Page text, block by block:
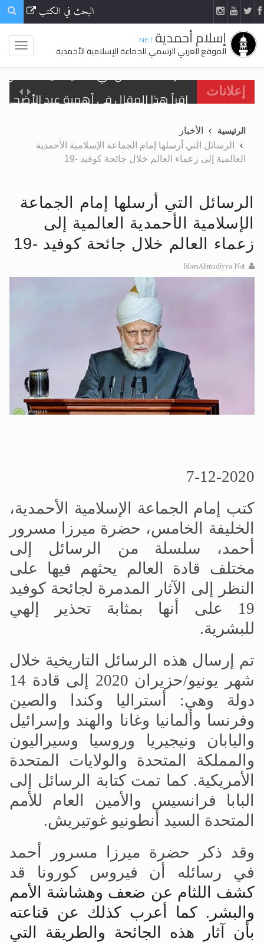
البحث في الكتب
إسلام أحمدية.NET
الموقع العربي الرسمي للجماعة الإسلامية الأحمدية
إعلانات
اقرأ هذا المقال في أهمية عيد
تعميم هامّ لأفراد الجماعة >> المزيد
تعميم هامّ لأفراد الجماعة >> المزيد
اقرأ هذا الكتاب وتعرّف على حقيقة
الحجّ.. دلالات، حِكم، وأهداف >> المزيد
اقرأ هذا المقال في أهمية عيد
الرئيسية
الأخبار
الرسائل التي أرسلها إمام الجماعة الإسلامية الأحمدية
العالمية إلى زعماء العالم خلال جائحة كوفيد -19
الرسائل التي أرسلها إمام الجماعة
الإسلامية الأحمدية العالمية إلى
زعماء العالم خلال جائحة كوفيد -19
IslamAhmadiyya.Net
7-12-2020
كتب إمام الجماعة الإسلامية الأحمدية،
الخليفة الخامس، حضرة ميرزا مسرور
أحمد، سلسلة من الرسائل إلى
مختلف قادة العالم يحثهم فيها على
النظر إلى الآثار المدمرة لجائحة كوفيد
19 على أنها بمثابة تحذير إلهي
للبشرية.
تم إرسال هذه الرسائل التاريخية خلال
شهر يونيو/حزيران 2020 إلى قادة 14
دولة وهي: أستراليا وكندا والصين
وفرنسا وألمانيا وغانا والهند وإسرائيل
واليابان ونيجيريا وروسيا وسيراليون
والمملكة المتحدة والولايات المتحدة
الأمريكية. كما تمت كتابة الرسائل إلى
البابا فرانسيس والأمين العام للأمم
المتحدة السيد أنطونيو غوتيريش.
وقد ذكر حضرة ميرزا مسرور أحمد
في رسائله أن فيروس كورونا قد
كشف اللثام عن ضعف وهشاشة الأمم
والبشر. كما أعرب كذلك عن قناعته
بأن آثار هذه الجائحة والطريقة التي